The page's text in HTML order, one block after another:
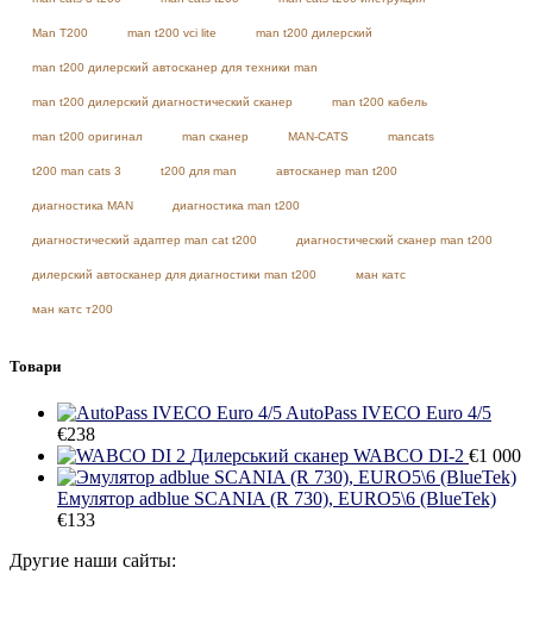
Man T200 man t200 vci lite man t200 дилерский
man t200 дилерский автосканер для техники man
man t200 дилерский диагностический сканер man t200 кабель
man t200 оригинал man сканер MAN-CATS mancats
t200 man cats 3 t200 для man автосканер man t200
диагностика MAN диагностика man t200
диагностический адаптер man cat t200 диагностический сканер man t200
дилерский автосканер для диагностики man t200 ман катс
ман катс т200
Товари
AutoPass IVECO Euro 4/5
€238
Дилерський сканер WABCO DI-2 €1 000
Емулятор adblue SCANIA (R 730), EURO5\6 (BlueTek)
€133
Другие наши сайты: